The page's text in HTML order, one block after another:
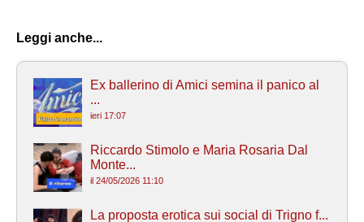
Leggi anche...
Ex ballerino di Amici semina il panico al
...
ieri 17:07
Riccardo Stimolo e Maria Rosaria Dal
Monte...
il 24/05/2026 11:10
La proposta erotica sui social di Trigno f...